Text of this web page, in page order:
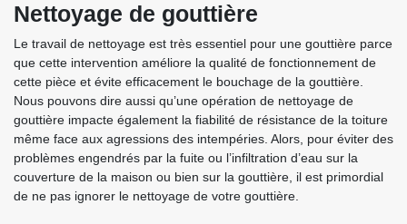
Nettoyage de gouttière
Le travail de nettoyage est très essentiel pour une gouttière parce
que cette intervention améliore la qualité de fonctionnement de
cette pièce et évite efficacement le bouchage de la gouttière.
Nous pouvons dire aussi qu’une opération de nettoyage de
gouttière impacte également la fiabilité de résistance de la toiture
même face aux agressions des intempéries. Alors, pour éviter des
problèmes engendrés par la fuite ou l’infiltration d’eau sur la
couverture de la maison ou bien sur la gouttière, il est primordial
de ne pas ignorer le nettoyage de votre gouttière.